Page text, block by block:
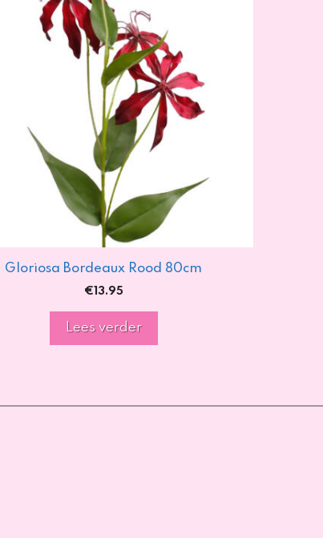
Gloriosa Bordeaux Rood 80cm
€ 13.95
Lees verder